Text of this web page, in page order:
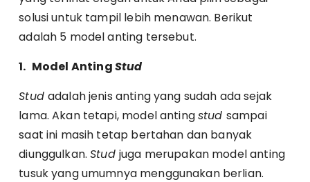
solusi untuk tampil lebih menawan. Berikut
adalah 5 model anting tersebut.
1. Model AntingStud
Stud adalah jenis anting yang sudah ada sejak
lama. Akan tetapi, model antingstud sampai
saat ini masih tetap bertahan dan banyak
diunggulkan.Stud juga merupakan model anting
tusuk yang umumnya menggunakan berlian.